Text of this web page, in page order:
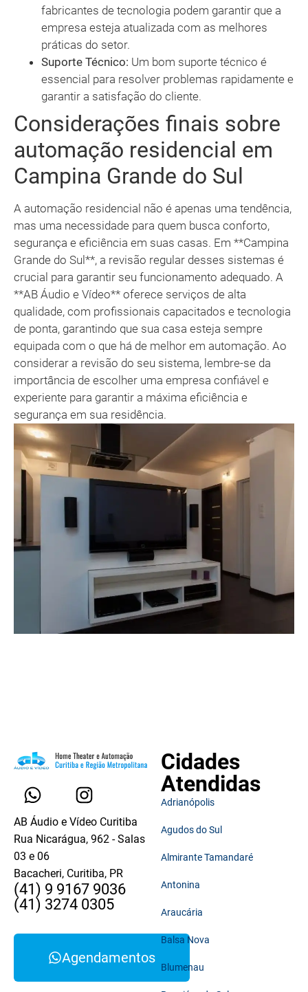
fabricantes de tecnologia podem garantir que a
empresa esteja atualizada com as melhores
práticas do setor.
Suporte Técnico: Um bom suporte técnico é
essencial para resolver problemas rapidamente e
garantir a satisfação do cliente.
Considerações finais sobre
automação residencial em
Campina Grande do Sul
A automação residencial não é apenas uma tendência,
mas uma necessidade para quem busca conforto,
segurança e eficiência em suas casas. Em **Campina
Grande do Sul**, a revisão regular desses sistemas é
crucial para garantir seu funcionamento adequado. A
**AB Áudio e Vídeo** oferece serviços de alta
qualidade, com profissionais capacitados e tecnologia
de ponta, garantindo que sua casa esteja sempre
equipada com o que há de melhor em automação. Ao
considerar a revisão do seu sistema, lembre-se da
importância de escolher uma empresa confiável e
experiente para garantir a máxima eficiência e
segurança em sua residência.
AB Áudio e Vídeo Curitiba
Rua Nicarágua, 962 - Salas
03 e 06
Bacacheri, Curitiba, PR
(41) 9 9167 9036
(41) 3274 0305
Agendamentos
Cidades
Atendidas
Adrianópolis
Agudos do Sul
Almirante Tamandaré
Antonina
Araucária
Balsa Nova
Blumenau